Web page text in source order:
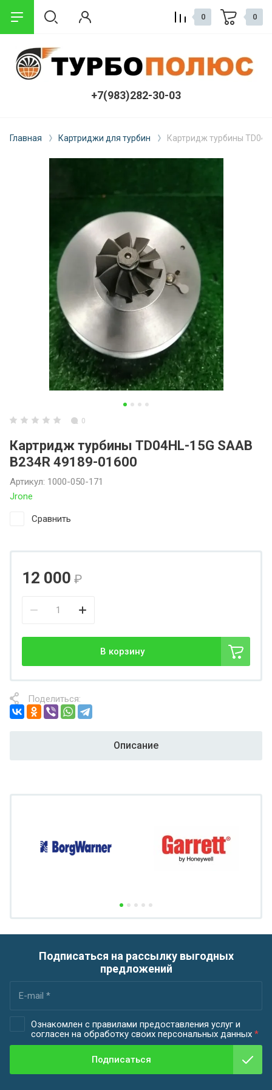
+7(983)282-30-03
0 0
Главная Картриджи для турбин Картридж турбины
0
Картридж турбины TD04HL-15G SAAB
B234R 49189-01600
Артикул: 1000-050-171
Jrone
Сравнить
12 000 ₽
В корзину
Поделиться:
Описание
Подписаться на рассылку выгодных
предложений
Ознакомлен с правилами предоставления услуг и
согласен на обработку своих персональных данных *
Подписаться